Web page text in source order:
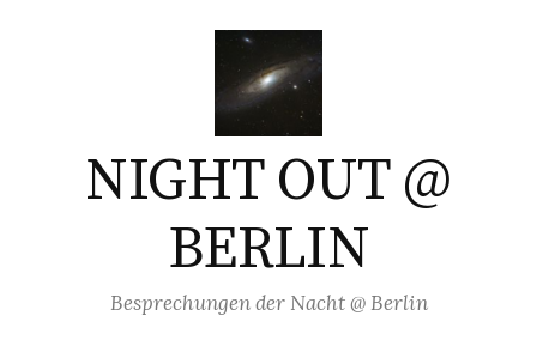
NIGHT OUT @
BERLIN
Besprechungen der Nacht @ Berlin